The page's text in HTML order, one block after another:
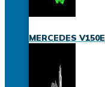
MERCEDES V150E